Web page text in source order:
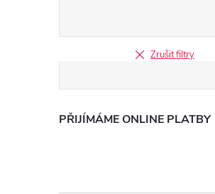
Zrušit filtry
PŘIJÍMÁME ONLINE PLATBY